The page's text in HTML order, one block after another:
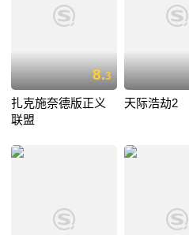
8.3
扎克施奈德版正义
联盟
天际浩劫2